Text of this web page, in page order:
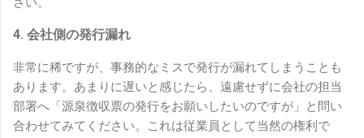
4. 会社側の発行漏れ
非常に稀ですが、事務的なミスで発行が漏れてしまうことも
あります。あまりに遅いと感じたら、遠慮せずに会社の担当
部署へ「源泉徴収票の発行をお願いしたいのですが」と問い
合わせてみてください。これは従業員として当然の権利で